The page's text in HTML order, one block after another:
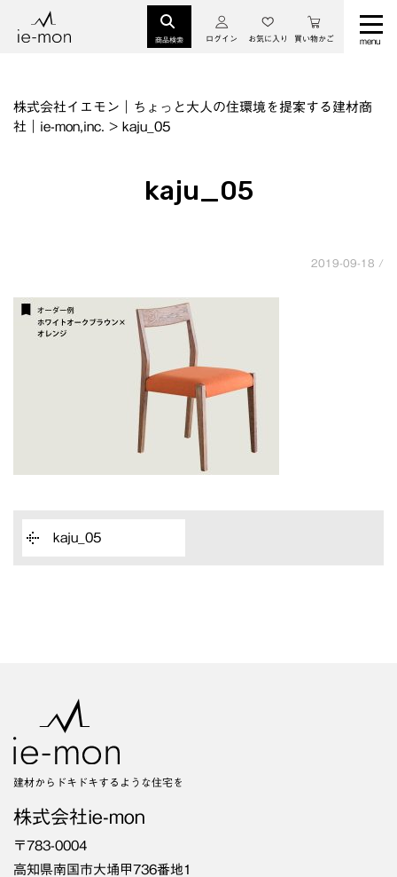
商品検索 ログイン お気に入り 買い物かご
株式会社イエモン｜ちょっと大人の住環境を提案する建材商
社｜ie-mon,inc. > kaju_05
kaju_05
2019-09-18 /
kaju_05
建材からドキドキするような住宅を
株式会社ie-mon
〒783-0004
高知県南国市大埇甲736番地1